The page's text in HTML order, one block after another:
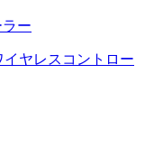
ラー
イヤレスコントロー